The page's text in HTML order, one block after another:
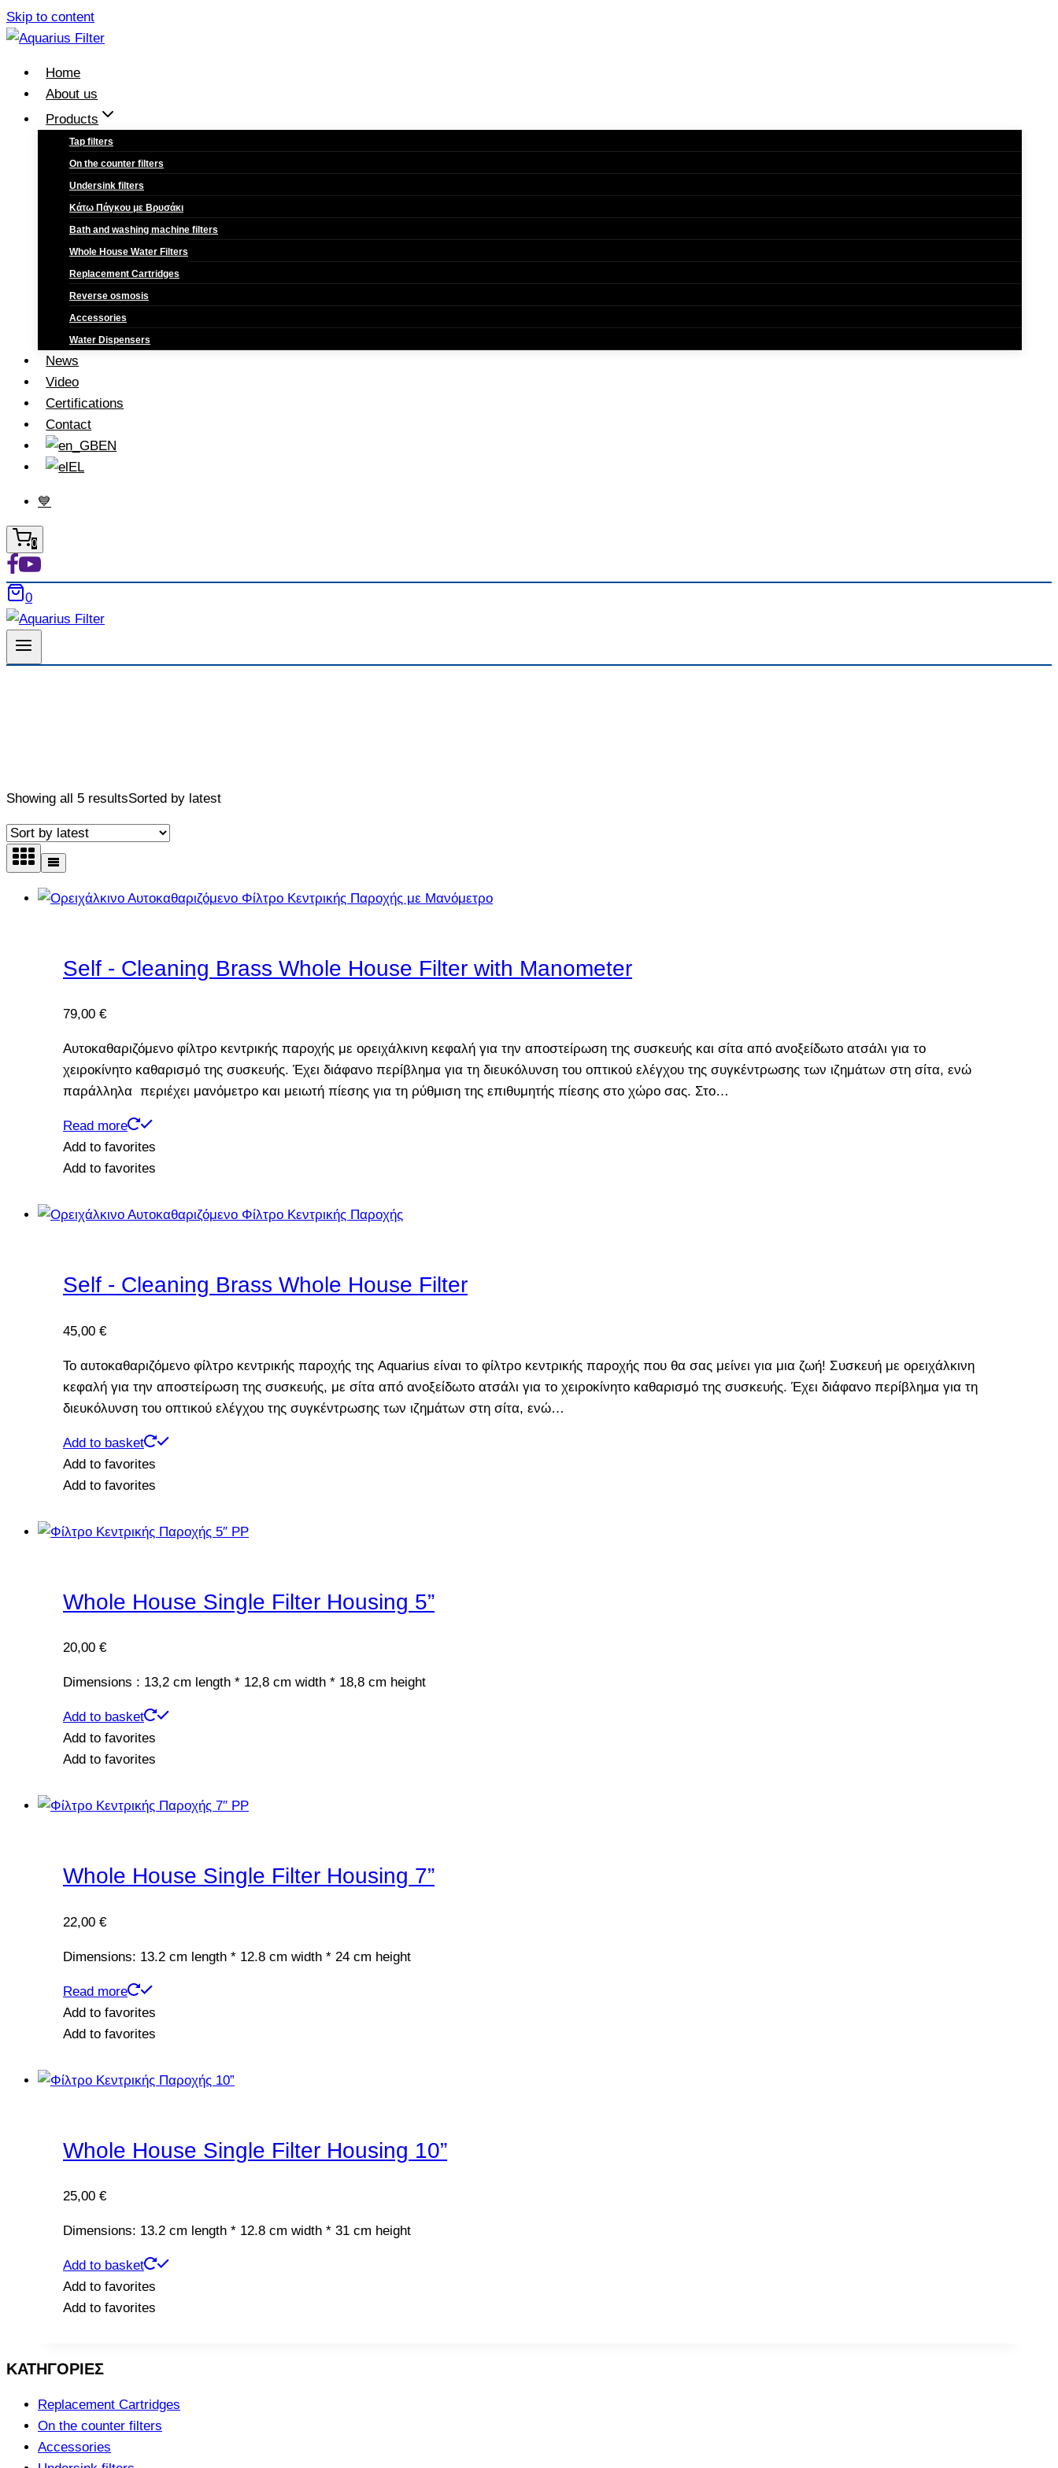
Skip to content
Home
About us
Products
Tap filters
On the counter filters
Undersink filters
Κάτω Πάγκου με Βρυσάκι
Bath and washing machine filters
Whole House Water Filters
Replacement Cartridges
Reverse osmosis
Accessories
Water Dispensers
News
Video
Certifications
Contact
EN
EL
💙
0
0
Showing all 5 resultsSorted by latest
Self - Cleaning Brass Whole House Filter with Manometer
79,00 €
Αυτοκαθαριζόμενο φίλτρο κεντρικής παροχής με ορειχάλκινη κεφαλή για την αποστείρωση της συσκευής και σίτα από ανοξείδωτο ατσάλι για το
χειροκίνητο καθαρισμό της συσκευής. Έχει διάφανο περίβλημα για τη διευκόλυνση του οπτικού ελέγχου της συγκέντρωσης των ιζημάτων στη σίτα, ενώ
παράλληλα περιέχει μανόμετρο και μειωτή πίεσης για τη ρύθμιση της επιθυμητής πίεσης στο χώρο σας. Στο…
Read more
Add to favorites
Add to favorites
Self - Cleaning Brass Whole House Filter
45,00 €
Το αυτοκαθαριζόμενο φίλτρο κεντρικής παροχής της Aquarius είναι το φίλτρο κεντρικής παροχής που θα σας μείνει για μια ζωή! Συσκευή με ορειχάλκινη
κεφαλή για την αποστείρωση της συσκευής, με σίτα από ανοξείδωτο ατσάλι για το χειροκίνητο καθαρισμό της συσκευής. Έχει διάφανο περίβλημα για τη
διευκόλυνση του οπτικού ελέγχου της συγκέντρωσης των ιζημάτων στη σίτα, ενώ…
Add to basket
Add to favorites
Add to favorites
Whole House Single Filter Housing 5”
20,00 €
Dimensions : 13,2 cm length * 12,8 cm width * 18,8 cm height
Add to basket
Add to favorites
Add to favorites
Whole House Single Filter Housing 7”
22,00 €
Dimensions: 13.2 cm length * 12.8 cm width * 24 cm height
Read more
Add to favorites
Add to favorites
Whole House Single Filter Housing 10”
25,00 €
Dimensions: 13.2 cm length * 12.8 cm width * 31 cm height
Add to basket
Add to favorites
Add to favorites
ΚΑΤΗΓΟΡΙΕΣ
Replacement Cartridges
On the counter filters
Accessories